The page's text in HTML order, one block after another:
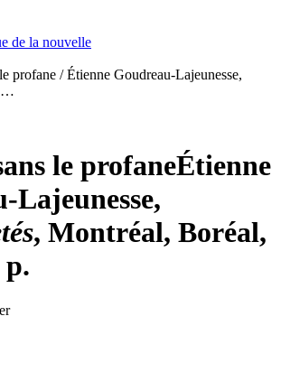
de la nouvelle
profane / Étienne Goudreau-Lajeunesse,
…
le profaneÉtienne
Lajeunesse,
, Montréal, Boréal,
p.